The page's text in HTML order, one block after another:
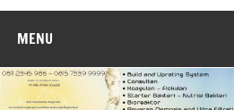
MENU